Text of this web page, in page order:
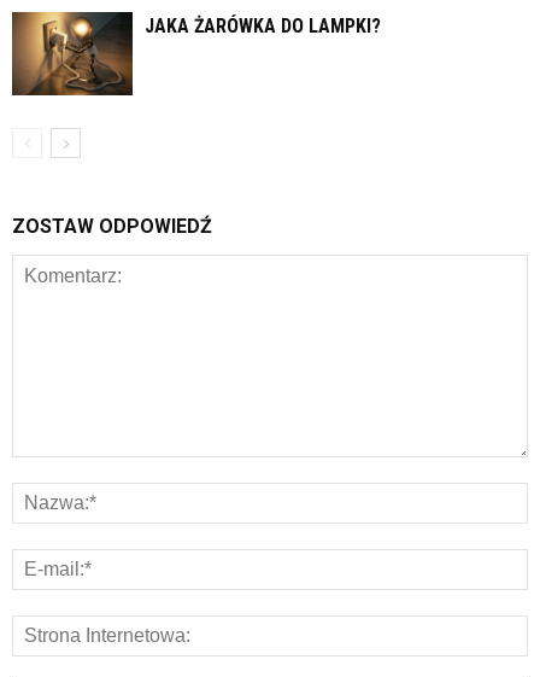
JAKA ŻARÓWKA DO LAMPKI?
ZOSTAW ODPOWIEDŹ